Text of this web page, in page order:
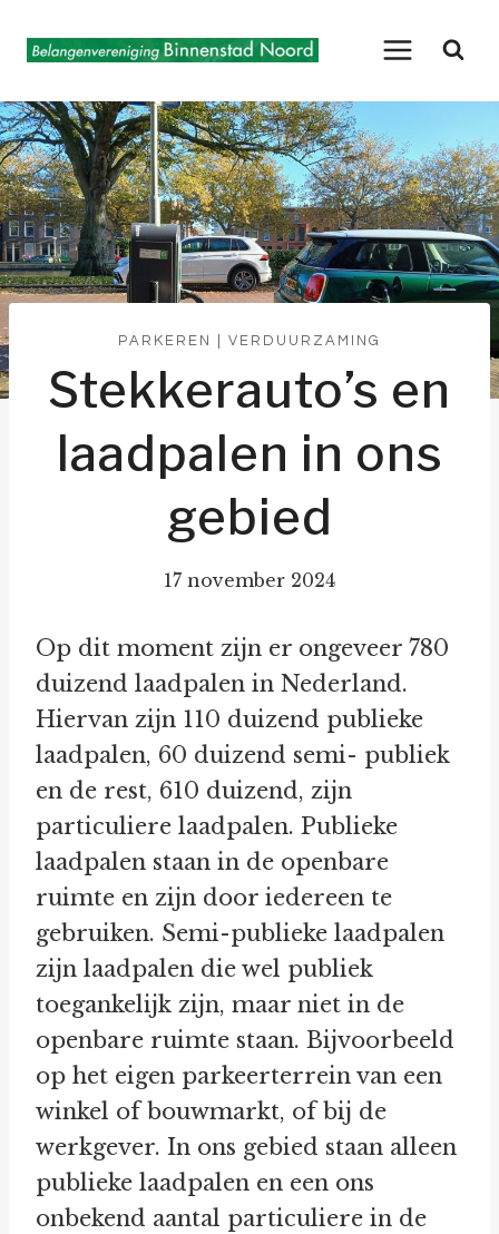
naar
PARKEREN VERDUURZAMING
Stekkerauto’s en
laadpalen in ons
gebied
17 november 2024
Op dit moment zijn er ongeveer 780
duizend laadpalen in Nederland.
Hiervan zijn 110 duizend publieke
laadpalen, 60 duizend semi- publiek
en de rest, 610 duizend, zijn
particuliere laadpalen. Publieke
laadpalen staan in de openbare
ruimte en zijn door iedereen te
gebruiken. Semi-publieke laadpalen
zijn laadpalen die wel publiek
toegankelijk zijn, maar niet in de
openbare ruimte staan. Bijvoorbeeld
op het eigen parkeerterrein van een
winkel of bouwmarkt, of bij de
werkgever. In ons gebied staan alleen
publieke laadpalen en een ons
onbekend aantal particuliere in de